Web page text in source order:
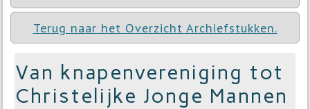
Terug naar het Overzicht Archiefstukken.
Van knapenvereniging tot
Christelijke Jonge Mannen